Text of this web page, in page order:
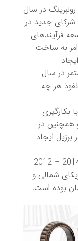
در سال
شرکای جدید در
فرآیندهای
به ساخت
در سال
نفوذ هر چه
با بکارگیری
همچنین در
برزیل ایجاد
طرح های سرمایه گذاری فرسا در سال 2014 – 2012
شمالی و
بوده است.